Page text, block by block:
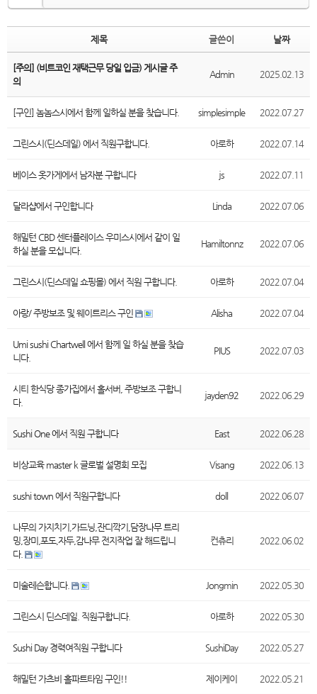
제목 글쓴이 날짜
[주의] (비트코인 재택근무 당일 입금) 게시글 주
의
Admin 2025.02.13
[구인] 놈놈스시에서 함께 일하실 분을 찾습니다. simplesimple 2022.07.27
그린스시(딘스데일) 에서 직원구합니다. 아로하 2022.07.14
베이스 옷가게에서 남자분 구합니다 js 2022.07.11
달라샵에서 구인합니다 Linda 2022.07.06
해밀턴 CBD 센터플레이스 우미스시에서 같이 일
하실 분을 모십니다.
Hamiltonnz 2022.07.06
그린스시(딘스데일 쇼핑몰) 에서 직원 구합니다. 아로하 2022.07.04
아랑/ 주방보조 및 웨이트리스 구인 Alisha 2022.07.04
Umi sushi Chartwell 에서 함께 일 하실 분을 찾습
니다.
PIUS 2022.07.03
시티 한식당 종가집에서 홀서버, 주방보조 구합니
다.
jayden92 2022.06.29
Sushi One 에서 직원 구합니다 East 2022.06.28
비상교육 master k 글로벌 설명회 모집 Visang 2022.06.13
sushi town 에서 직원구합니다 doll 2022.06.07
나무의 가지치기,가드닝,잔디깍기,담장나무 트리
밍,장미,포도,자두,감나무 전지작업 잘 해드립니
다.
컨츄리 2022.06.02
미술레슨합니다. Jongmin 2022.05.30
그린스시 딘스데일. 직원구합니다. 아로하 2022.05.30
Sushi Day 경력여직원 구합니다 SushiDay 2022.05.27
해밀턴 가츠비 홀파트타임 구인!! 제이케이 2022.05.21